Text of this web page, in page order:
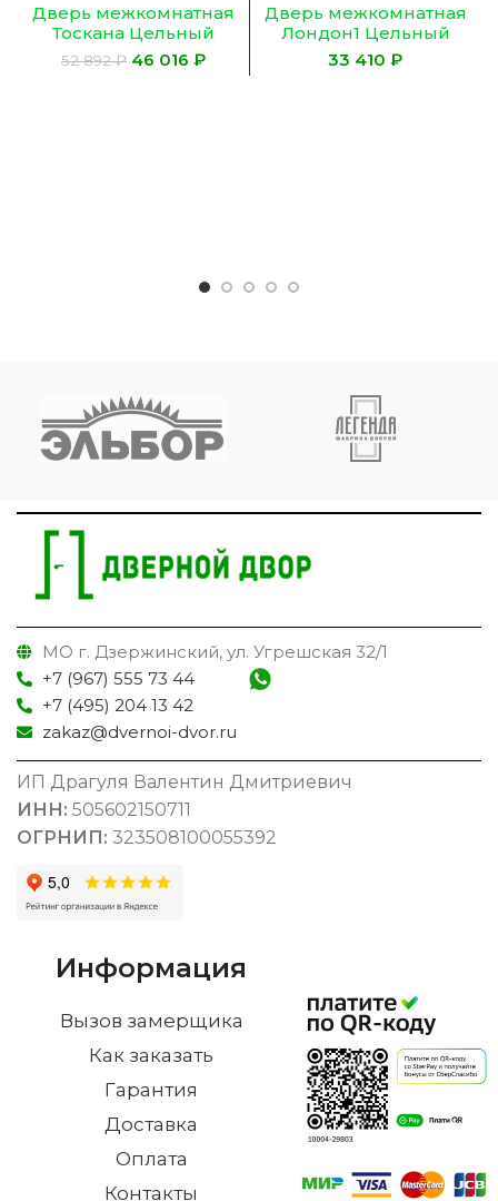
Дверь межкомнатная
Тоскана Цельный
Массив дуба
тонированный цвет
52 892₽ 46 016 ₽
Дверь межкомнатная
Лондон1 Цельный
Массив дуба
тонированный цвет
₽
МО г. Дзержинский, ул. Угрешская 32/1
+7 (967) 555 73 44
+7 (495) 204 13 42
zakaz@dvernoi-dvor.ru
ИП Драгуля Валентин Дмитриевич
ИНН: 505602150711
ОГРНИП: 323508100055392
Информация
Вызов замерщика
Как заказать
Гарантия
Доставка
Оплата
Контакты